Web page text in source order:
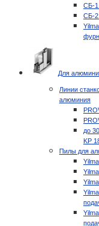
СБ-1
СБ-2
Для
Линии
алюминия
до
KP
Пилы для